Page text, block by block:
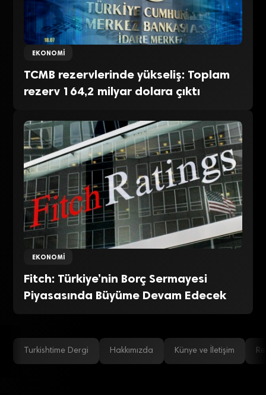
EKONOMI
TCMB rezervlerinde yükseliş: Toplam
rezerv 164,2 milyar dolara çıktı
EKONOMI
Fitch: Türkiye’nin Borç Sermayesi
Piyasasında Büyüme Devam Edecek
Turkishtime Dergi Hakkımızda Künye ve İletişim